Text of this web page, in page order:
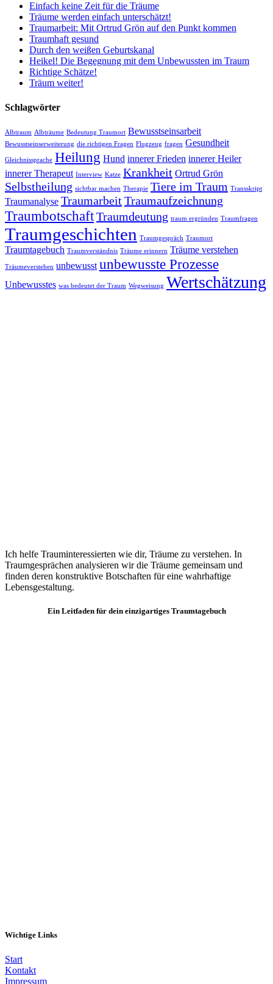
Einfach keine Zeit für die Träume
Träume werden einfach unterschätzt!
Traumarbeit: Mit Ortrud Grön auf den Punkt kommen
Traumhaft gesund
Durch den weißen Geburtskanal
Heikel! Die Begegnung mit dem Unbewussten im Traum
Richtige Schätze!
Träum weiter!
Schlagwörter
Albtraum Albträume Bedeutung Traumort Bewusstseinsarbeit
Bewusstseinserweiterung die richtigen Fragen Flugzeug fragen Gesundheit
Gleichnissprache Heilung Hund innerer Frieden innerer Heiler
innerer Therapeut Interview Katze Krankheit Ortrud Grön
Selbstheilung sichtbar machen Therapie Tiere im Traum Transskript
Traumanalyse TraumarbeitTraumaufzeichnung
TraumbotschaftTraumdeutung traum ergründen Traumfragen
Traumgeschichten Traumgespräch Traumort
Traumtagebuch Traumverständnis Träume erinnern Träume verstehen
Träumeverstehen unbewusst unbewusste Prozesse
Unbewusstes was bedeutet der Traum Wegweisung Wertschätzung
Ich helfe Trauminteressierten wie dir, Träume zu verstehen. In
Traumgesprächen analysieren wir die Träume gemeinsam und
finden deren konstruktive Botschaften für eine wahrhaftige
Lebensgestaltung.
Ein Leitfaden für dein einzigartiges Traumtagebuch
Wichtige Links
Start
Kontakt
Impressum